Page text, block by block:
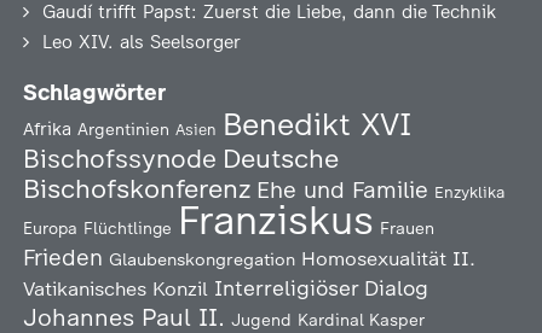
Gaudí trifft Papst: Zuerst die Liebe, dann die Technik
Leo XIV. als Seelsorger
Schlagwörter
Afrika Argentinien Asien Benedikt XVI
Bischofssynode Deutsche
Bischofskonferenz Ehe und Familie Enzyklika
Europa Flüchtlinge Franziskus Frauen
Frieden Glaubenskongregation Homosexualität II.
Vatikanisches Konzil Interreligiöser Dialog
Johannes Paul II. Jugend Kardinal Kasper